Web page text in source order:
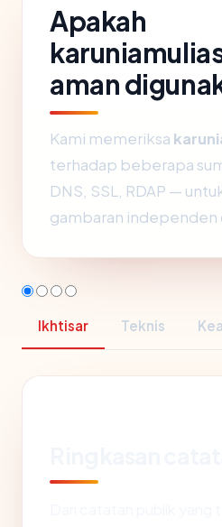
Apakah
aman
Kami memeriksa
terhadap beberapa
DNS, SSL, RDAP —
gambaran independen
Ikhtisar Teknis